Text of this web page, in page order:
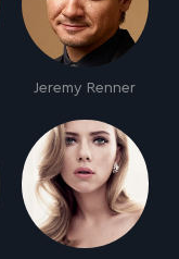
Jeremy Renner